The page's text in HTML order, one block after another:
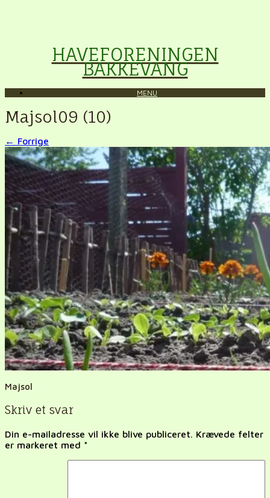
HAVEFORENINGEN
BAKKEVANG
MENU
Majsol09 (10)
← Forrige
Majsol
Skriv et svar
Din e-mailadresse vil ikke blive publiceret. Krævede felter
er markeret med *